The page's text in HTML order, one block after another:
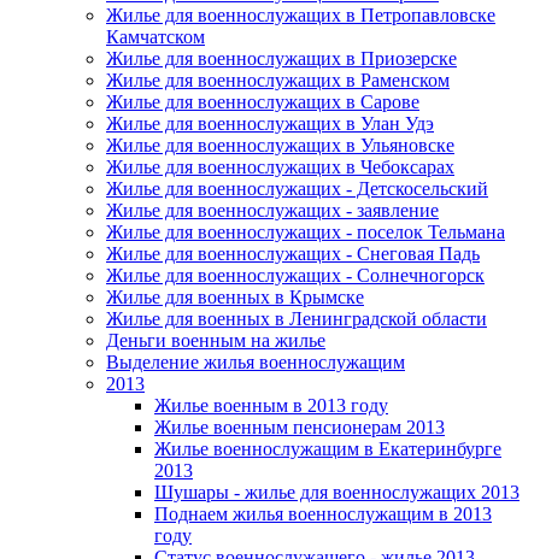
Жилье для военнослужащих в Петропавловске
Камчатском
Жилье для военнослужащих в Приозерске
Жилье для военнослужащих в Раменском
Жилье для военнослужащих в Сарове
Жилье для военнослужащих в Улан Удэ
Жилье для военнослужащих в Ульяновске
Жилье для военнослужащих в Чебоксарах
Жилье для военнослужащих - Детскосельский
Жилье для военнослужащих - заявление
Жилье для военнослужащих - поселок Тельмана
Жилье для военнослужащих - Снеговая Падь
Жилье для военнослужащих - Солнечногорск
Жилье для военных в Крымске
Жилье для военных в Ленинградской области
Деньги военным на жилье
Выделение жилья военнослужащим
2013
Жилье военным в 2013 году
Жилье военным пенсионерам 2013
Жилье военнослужащим в Екатеринбурге
2013
Шушары - жилье для военнослужащих 2013
Поднаем жилья военнослужащим в 2013
году